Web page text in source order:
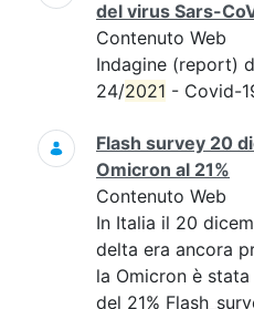
del virus Sars-
Contenuto Web
Indagine (report)
24/2021 - Covid-
Flash survey 20
Omicron al 21%
Contenuto Web
In Italia il 20
delta era ancora
la Omicron è
del 21%